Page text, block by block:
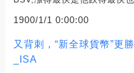
1900/1/1 0:00:00
又背刺，“新全球貨幣”更
_ISA